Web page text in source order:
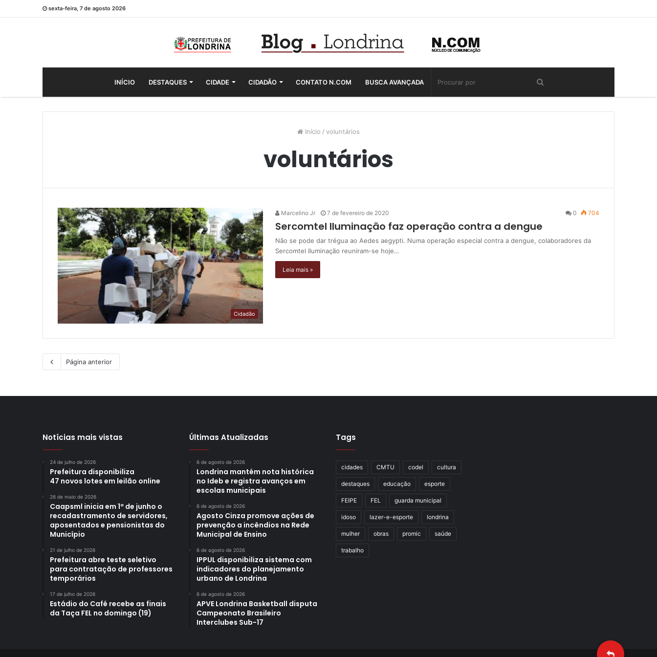
sexta-feira, 7 de agosto 2026
INÍCIO DESTAQUES CIDADE CIDADÃO CONTATO N.COM BUSCA AVANÇADA
Início / voluntários
voluntários
Cidadão
Marcelino Jr 7 de fevereiro de 2020 0 704
Sercomtel Iluminação faz operação contra a dengue
Não se pode dar trégua ao Aedes aegypti. Numa operação especial contra a dengue, colaboradores da
Sercomtel Iluminação reuniram-se hoje…
Leia mais »
Página anterior
Notícias mais vistas
24 de julho de 2026
Prefeitura disponibiliza
47 novos lotes em leilão online
26 de maio de 2026
Caapsml inicia em 1º de junho o
recadastramento de servidores,
aposentados e pensionistas do
Município
21 de julho de 2026
Prefeitura abre teste seletivo
para contratação de professores
temporários
17 de julho de 2026
Estádio do Café recebe as finais
da Taça FEL no domingo (19)
Últimas Atualizadas
6 de agosto de 2026
Londrina mantém nota histórica
no Ideb e registra avanços em
escolas municipais
6 de agosto de 2026
Agosto Cinza promove ações de
prevenção a incêndios na Rede
Municipal de Ensino
6 de agosto de 2026
IPPUL disponibiliza sistema com
indicadores do planejamento
urbano de Londrina
6 de agosto de 2026
APVE Londrina Basketball disputa
Campeonato Brasileiro
Interclubes Sub-17
Tags
cidades CMTU codel cultura
destaques educação esporte
FEIPE FEL guarda municipal
idoso lazer-e-esporte londrina
mulher obras promic saúde
trabalho